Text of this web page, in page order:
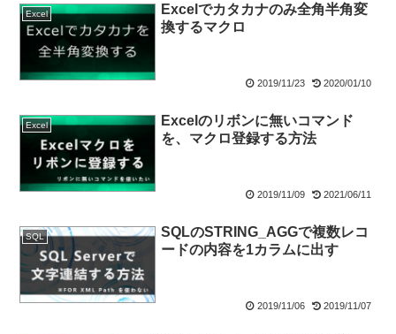
Excel
Excelでカタカナのみ全角半角変
換するマクロ
2019/11/23 2020/01/10
Excel
Excelのリボンに無いコマンド
を、マクロ登録する方法
2019/11/09 2021/06/11
SQL
SQLのSTRING_AGGで複数レコ
ードの内容を1カラムに出す
2019/11/06 2019/11/07